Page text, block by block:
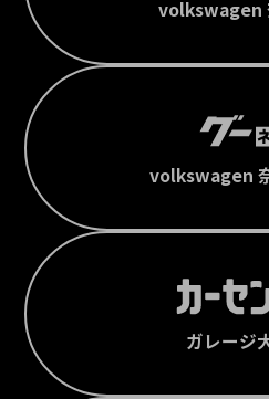
volkswagen
volkswagen
ガレージ